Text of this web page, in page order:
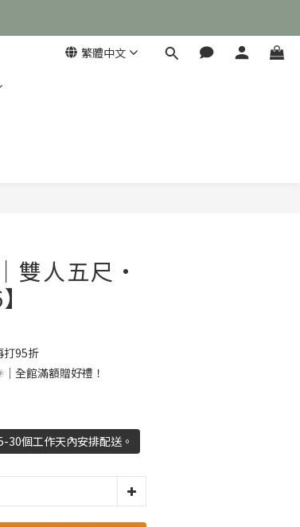
繁體中文
雙人五尺·
打95折
全館滿額贈好禮！
30個工作天內安排配送。